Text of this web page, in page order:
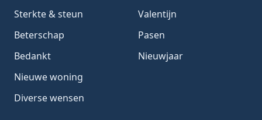
Sterkte & steun
Beterschap
Bedankt
Nieuwe woning
Diverse wensen
Valentijn
Pasen
Nieuwjaar